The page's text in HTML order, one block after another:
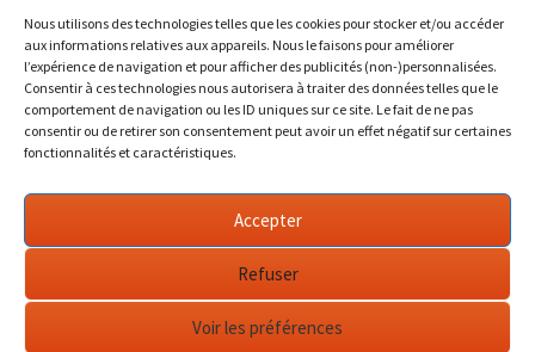
Nous utilisons des technologies telles que les cookies pour stocker et/ou accéder
aux informations relatives aux appareils. Nous le faisons pour améliorer
l’expérience de navigation et pour afficher des publicités (non-)personnalisées.
Consentir à ces technologies nous autorisera à traiter des données telles que le
comportement de navigation ou les ID uniques sur ce site. Le fait de ne pas
consentir ou de retirer son consentement peut avoir un effet négatif sur certaines
fonctionnalités et caractéristiques.
Accepter
Refuser
Voir les préférences
nombreuses années, j'ai commencé à partager ma passion sur
internet à partir de 2009 au travers d'un blog qui a connu un relatif
succès. Fin 2013, je décide de prendre mon autonomie et me lancer
avec mon propre site : l'Automobile Ancienne.
Me contacter : alex(at)lautomobileancienne.com
Fièrement propulsé par WordPress